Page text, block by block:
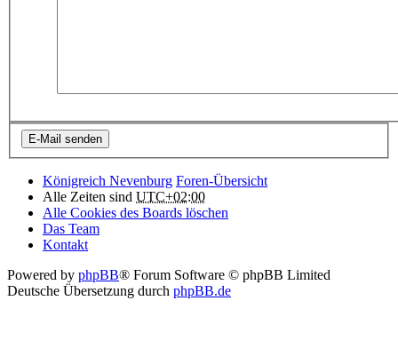
Königreich Nevenburg Foren-Übersicht
Alle Zeiten sind UTC+02:00
Alle Cookies des Boards löschen
Das Team
Kontakt
Powered by phpBB® Forum Software © phpBB Limited
Deutsche Übersetzung durch phpBB.de